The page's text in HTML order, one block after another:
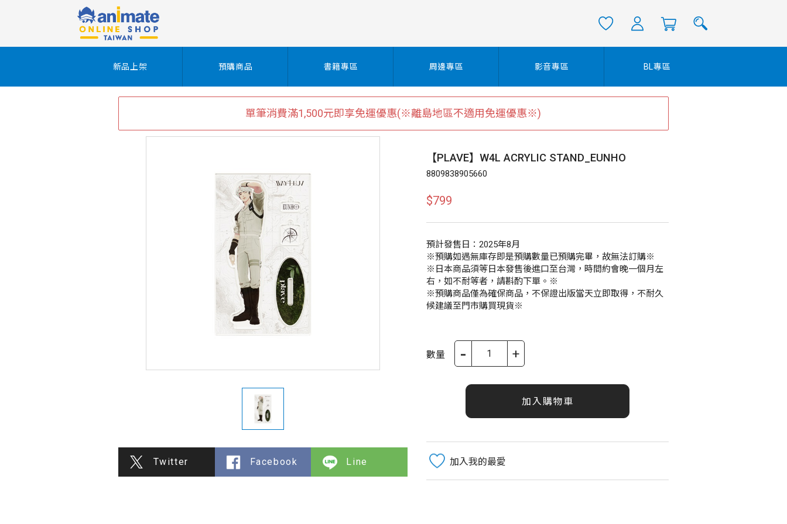
新品上架 預購商品 書籍專區 周邊專區 影音專區 BL專區
單筆消費滿1,500元即享免運優惠(※離島地區不適用免運優惠※)
Twitter Facebook Line
【PLAVE】W4L ACRYLIC STAND_EUNHO
8809838905660
$799
預計發售日：2025年8月
※預購如遇無庫存即是預購數量已預購完畢，故無法訂購※
※日本商品須等日本發售後進口至台灣，時間約會晚一個月左
右，如不耐等者，請斟酌下單。※
※預購商品僅為確保商品，不保證出版當天立即取得，不耐久
候建議至門市購買現貨※
數量 - +
加入購物車
加入我的最愛